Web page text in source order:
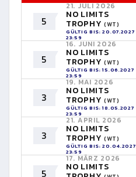
5
21. JULI 2026
NO LIMITS
TROPHY (WT)
GÜLTIG BIS: 20.07.2027
23:59
5
16. JUNI 2026
NO LIMITS
TROPHY (WT)
GÜLTIG BIS: 15.06.2027
23:59
3
19. MAI 2026
NO LIMITS
TROPHY (WT)
GÜLTIG BIS: 18.05.2027
23:59
3
21. APRIL 2026
NO LIMITS
TROPHY (WT)
GÜLTIG BIS: 20.04.2027
23:59
5
17. MÄRZ 2026
NO LIMITS